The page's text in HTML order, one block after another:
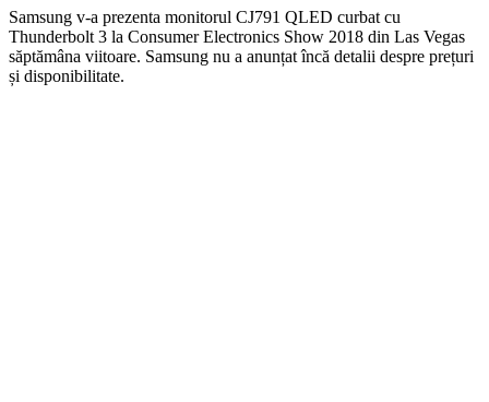
Samsung v-a prezenta monitorul CJ791 QLED curbat cu
Thunderbolt 3 la Consumer Electronics Show 2018 din Las Vegas
săptămâna viitoare. Samsung nu a anunțat încă detalii despre prețuri
și disponibilitate.